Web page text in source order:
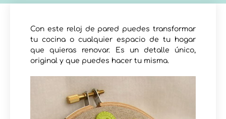
Con este reloj de pared puedes transformar
tu cocina o cualquier espacio de tu hogar
que quieras renovar. Es un detalle único,
original y que puedes hacer tu misma.